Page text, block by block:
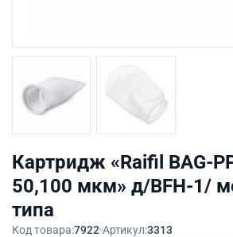
Картридж «Raifil BAG-
50,100 мкм» д/BFH-1/
типа
Код товара:7922 Артикул:3313